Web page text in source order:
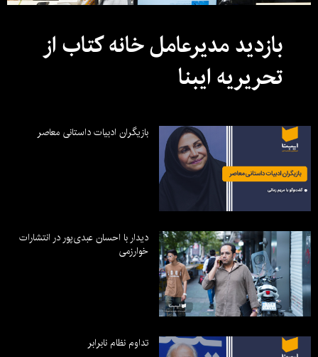
بازدید مدیرعامل خانه کتاب از
تحریریه ایبنا
بازیگران ادبیات داستانی معاصر
دیدار با احسان عبدی‌پور در انتشارات
خوارزمی
تداوم نظام نابرابر